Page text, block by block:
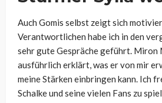
Auch Gomis selbst zeigt sich
Verantwortlichen habe ich in den
sehr gute Gespräche geführt. Miron
ausführlich erklärt, was er von mir
meine Stärken einbringen kann. Ich
Schalke und seine vielen Fans zu